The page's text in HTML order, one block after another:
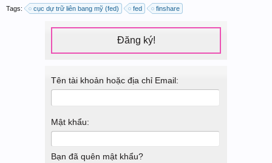
Tags: cục dự trữ liên bang mỹ (fed) fed finshare
Đăng ký!
Tên tài khoản hoặc địa chỉ Email:
Mật khẩu:
Bạn đã quên mật khẩu?